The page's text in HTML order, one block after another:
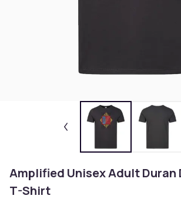
Amplified Unisex Adult Duran
T-Shirt